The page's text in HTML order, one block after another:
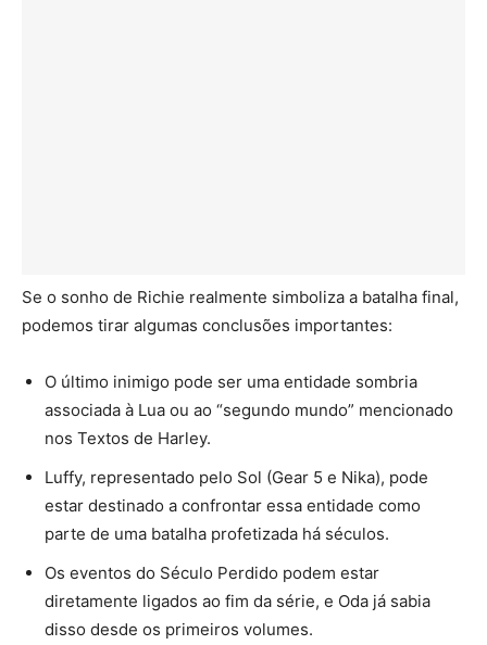
Se o sonho de Richie realmente simboliza a batalha final,
podemos tirar algumas conclusões importantes:
O último inimigo pode ser uma entidade sombria
associada à Lua ou ao “segundo mundo” mencionado
nos Textos de Harley.
Luffy, representado pelo Sol (Gear 5 e Nika), pode
estar destinado a confrontar essa entidade como
parte de uma batalha profetizada há séculos.
Os eventos do Século Perdido podem estar
diretamente ligados ao fim da série, e Oda já sabia
disso desde os primeiros volumes.